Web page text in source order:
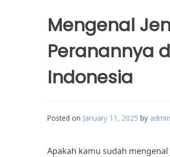
Mengenal
Peranannya
Indonesia
Posted on January 11, 2025 by
Apakah kamu sudah